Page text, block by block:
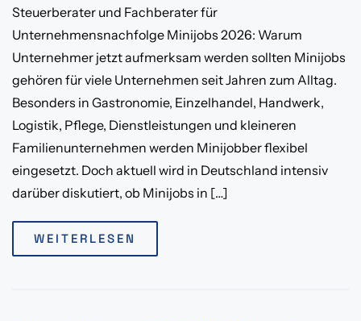
Steuerberater und Fachberater für
Unternehmensnachfolge Minijobs 2026: Warum
Unternehmer jetzt aufmerksam werden sollten Minijobs
gehören für viele Unternehmen seit Jahren zum Alltag.
Besonders in Gastronomie, Einzelhandel, Handwerk,
Logistik, Pflege, Dienstleistungen und kleineren
Familienunternehmen werden Minijobber flexibel
eingesetzt. Doch aktuell wird in Deutschland intensiv
darüber diskutiert, ob Minijobs in […]
WEITERLESEN